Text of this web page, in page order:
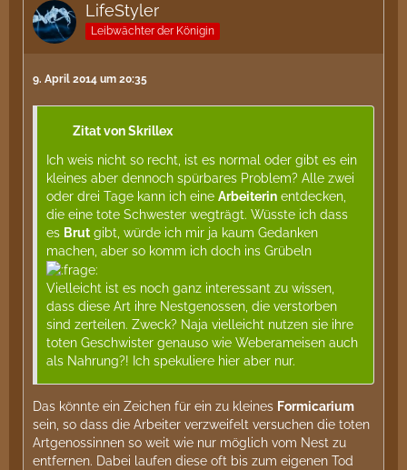
LifeStyler
Leibwächter der Königin
9. April 2014 um 20:35
Zitat von Skrillex
Ich weis nicht so recht, ist es normal oder gibt es ein
kleines aber dennoch spürbares Problem? Alle zwei
oder drei Tage kann ich eine Arbeiterin entdecken,
die eine tote Schwester wegträgt. Wüsste ich dass
es Brut gibt, würde ich mir ja kaum Gedanken
machen, aber so komm ich doch ins Grübeln
Vielleicht ist es noch ganz interessant zu wissen,
dass diese Art ihre Nestgenossen, die verstorben
sind zerteilen. Zweck? Naja vielleicht nutzen sie ihre
toten Geschwister genauso wie Weberameisen auch
als Nahrung?! Ich spekuliere hier aber nur.
Das könnte ein Zeichen für ein zu kleines Formicarium
sein, so dass die Arbeiter verzweifelt versuchen die toten
Artgenossinnen so weit wie nur möglich vom Nest zu
entfernen. Dabei laufen diese oft bis zum eigenen Tod